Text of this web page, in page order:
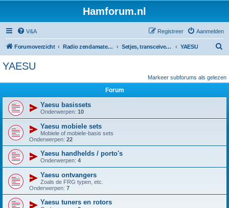
Hamforum.nl
V&A Aanmelden
Registreer
Forumoverzicht Radio zendamateur, luisteramateur en elektronica zelfbouw Setjes, transceivers, portofoons, ontvangers, mods, tips, etc YAESU
k
YAESU
Markeer subforums als gelezen
Forum
Yaesu basissets
Onderwerpen: 10
Yaesu mobiele sets
Mobiele of mobiele-basis sets
Onderwerpen: 22
Yaesu handhelds / porto's
Onderwerpen: 4
Yaesu ontvangers
Zoals de FRG typen, etc.
Onderwerpen: 7
Yaesu tuners en rotors